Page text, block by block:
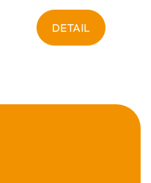
DETAIL